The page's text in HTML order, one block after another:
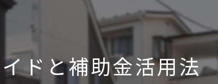
アパート
ドと補助金活用法